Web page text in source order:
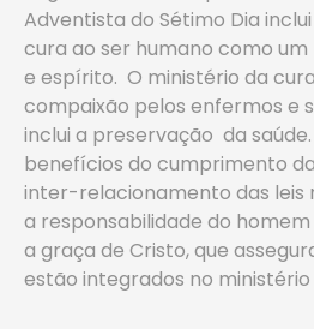
Adventista do Sétimo Dia
cura ao ser humano como
e espírito. O ministério da
compaixão pelos enfermos e
inclui a preservação da
benefícios do cumprimento
inter-relacionamento das leis
a responsabilidade do
a graça de Cristo, que
estão integrados no ministério